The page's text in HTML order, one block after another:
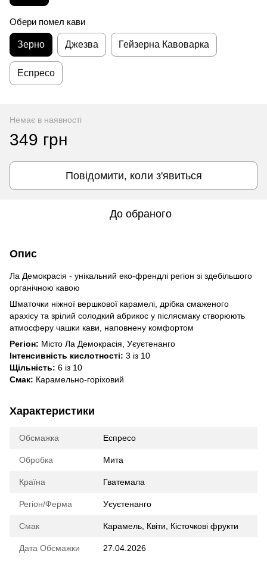
Обери помел кави
Зерно Джезва Гейзерна Кавоварка
Еспресо
Немає в наявності
349 грн
Повідомити, коли з'явиться
До обраного
Опис
Ла Демокрасія - унікальний еко-френдлі регіон зі здебільшого
органічною кавою
Шматочки ніжної вершкової карамелі, дрібка смаженого
арахісу та зрілий солодкий абрикос у післясмаку створюють
атмосферу чашки кави, наповнену комфортом
Регіон: Місто Ла Демокрасія, Уєуєтенанго
Інтенсивність кислотності: 3 із 10
Щільність: 6 із 10
Смак: Карамельно-горіховий
Характеристики
Обсмажка Еспресо
Обробка Мита
Країна Гватемала
Регіон/Ферма Уєуєтенанго
Смак Карамель Квіти Кісточкові фрукти
Дата Обсмажки 27.04.2026